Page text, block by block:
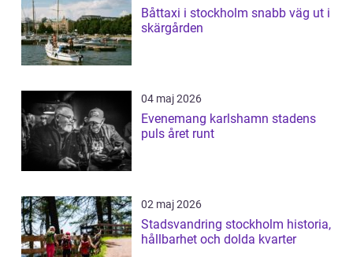
Båttaxi i stockholm snabb väg ut i
skärgården
04 maj 2026
Evenemang karlshamn stadens
puls året runt
02 maj 2026
Stadsvandring stockholm historia,
hållbarhet och dolda kvarter